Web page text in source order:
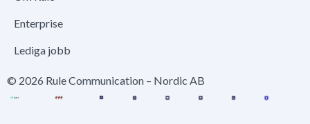
Enterprise
Lediga jobb
© 2026 Rule Communication – Nordic AB